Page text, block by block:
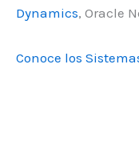
Dynamics, Oracle
Conoce los